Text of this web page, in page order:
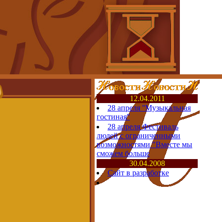
12.04.2011
28 апреля ''Музыкальная
гостиная''
28 апреля Фестиваль
людей с ограниченными
возможностями "Вместе мы
сможем больше
30.04.2008
Сайт в разработке